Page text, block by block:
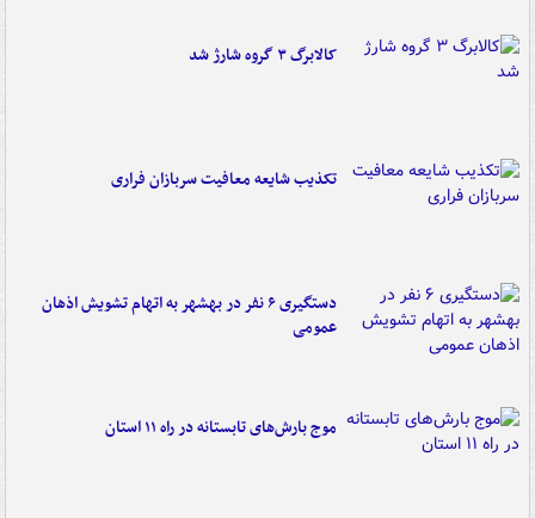
کالابرگ ۳ گروه شارژ شد
تکذیب شایعه معافیت سربازان فراری
دستگیری ۶ نفر در بهشهر به اتهام تشویش اذهان
عمومی
موج بارش‌های تابستانه در راه ۱۱ استان